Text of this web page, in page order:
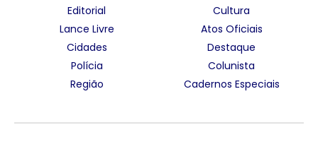
Editorial
Lance Livre
Cidades
Polícia
Região
Cultura
Atos Oficiais
Destaque
Colunista
Cadernos Especiais